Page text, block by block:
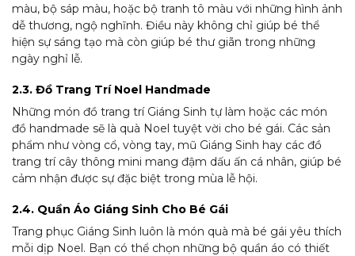
màu, bộ sáp màu, hoặc bộ tranh tô màu với những hình ảnh
dễ thương, ngộ nghĩnh. Điều này không chỉ giúp bé thể
hiện sự sáng tạo mà còn giúp bé thư giãn trong những
ngày nghỉ lễ.
2.3. Đồ Trang Trí Noel Handmade
Những món đồ trang trí Giáng Sinh tự làm hoặc các món
đồ handmade sẽ là quà Noel tuyệt vời cho bé gái. Các sản
phẩm như vòng cổ, vòng tay, mũ Giáng Sinh hay các đồ
trang trí cây thông mini mang đậm dấu ấn cá nhân, giúp bé
cảm nhận được sự đặc biệt trong mùa lễ hội.
2.4. Quần Áo Giáng Sinh Cho Bé Gái
Trang phục Giáng Sinh luôn là món quà mà bé gái yêu thích
mỗi dịp Noel. Bạn có thể chọn những bộ quần áo có thiết